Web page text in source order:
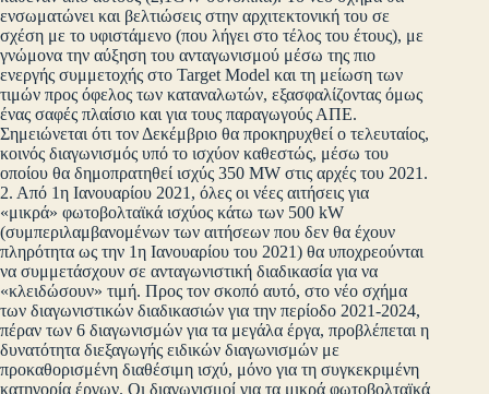
ενσωματώνει και βελτιώσεις στην αρχιτεκτονική του σε
σχέση με το υφιστάμενο (που λήγει στο τέλος του έτους), με
γνώμονα την αύξηση του ανταγωνισμού μέσω της πιο
ενεργής συμμετοχής στο Target Model και τη μείωση των
τιμών προς όφελος των καταναλωτών, εξασφαλίζοντας όμως
ένας σαφές πλαίσιο και για τους παραγωγούς ΑΠΕ.
Σημειώνεται ότι τον Δεκέμβριο θα προκηρυχθεί ο τελευταίος,
κοινός διαγωνισμός υπό το ισχύον καθεστώς, μέσω του
οποίου θα δημοπρατηθεί ισχύς 350 MW στις αρχές του 2021.
2. Από 1η Ιανουαρίου 2021, όλες οι νέες αιτήσεις για
«μικρά» φωτοβολταϊκά ισχύος κάτω των 500 kW
(συμπεριλαμβανομένων των αιτήσεων που δεν θα έχουν
πληρότητα ως την 1η Ιανουαρίου του 2021) θα υποχρεούνται
να συμμετάσχουν σε ανταγωνιστική διαδικασία για να
«κλειδώσουν» τιμή. Προς τον σκοπό αυτό, στο νέο σχήμα
των διαγωνιστικών διαδικασιών για την περίοδο 2021-2024,
πέραν των 6 διαγωνισμών για τα μεγάλα έργα, προβλέπεται η
δυνατότητα διεξαγωγής ειδικών διαγωνισμών με
προκαθορισμένη διαθέσιμη ισχύ, μόνο για τη συγκεκριμένη
κατηγορία έργων. Οι διαγωνισμοί για τα μικρά φωτοβολταϊκά